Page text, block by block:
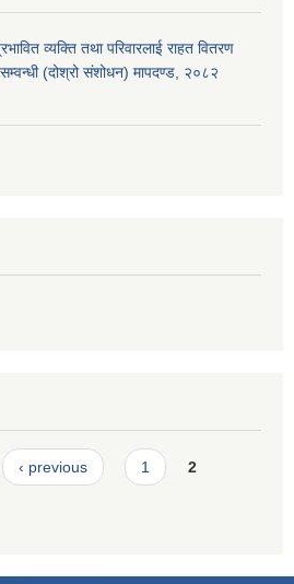
व्यक्ति तथा परिवारलाई राहत वितरण
(दोश्रो संशोधन) मापदण्ड, २०८२
‹ previous 1 2